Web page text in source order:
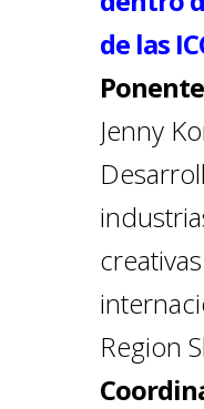
de las
Jenny
Region